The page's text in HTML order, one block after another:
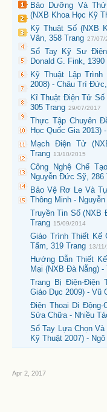
Bảo Dưỡng Và
(NXB Khoa Học Kỹ
Kỹ Thuật Số (NXB
Vân, 358 Trang 27/07/
Sổ Tay Kỹ Sư
Donald G. Fink, 1390
Kỹ Thuật Lập
2008) - Châu Trí
Kĩ Thuật Điện Tử Số
305 Trang 29/07/2017
Thực Tập Chuyên
Học Quốc Gia 2013)
Mạch Điện Tử
Trang 13/10/2015
Công Nghệ Chế
Nguyễn Đức Sỹ, 286
Bảo Vệ Rơ Le Và
Thông Minh -
Truyền Tin Số (NXB
Trang 15/09/2014
Giáo Trình Thiết Kế
Tẩm, 319 Trang 13/
Hướng Dẫn Thiết
Mại (NXB Đà Nẵng)
Trang Bị Điện-Điện
Giáo Dục 2009) - Vũ
Điện Thoại Di Động-
Sửa Chữa - Nhiều
Sổ Tay Lựa Chọn
Kỹ Thuật 2007) -
Apr 2, 2017